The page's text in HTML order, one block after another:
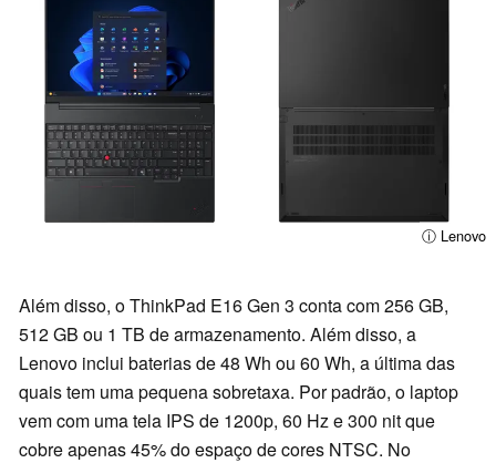
ⓘ Lenovo
Além disso, o ThinkPad E16 Gen 3 conta com 256 GB,
512 GB ou 1 TB de armazenamento. Além disso, a
Lenovo inclui baterias de 48 Wh ou 60 Wh, a última das
quais tem uma pequena sobretaxa. Por padrão, o laptop
vem com uma tela IPS de 1200p, 60 Hz e 300 nit que
cobre apenas 45% do espaço de cores NTSC. No